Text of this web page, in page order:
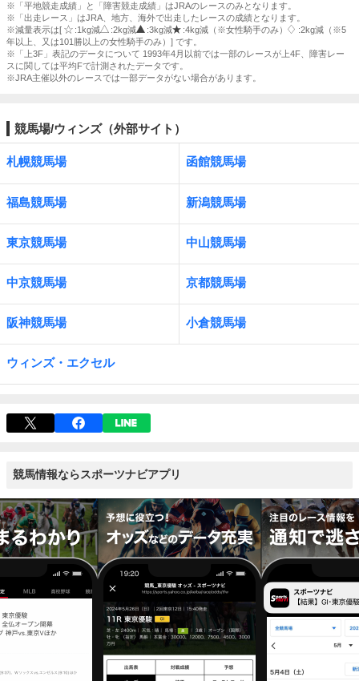
※「平地競走成績」と「障害競走成績」はJRAのレースのみとなります。
※「出走レース」はJRA、地方、海外で出走したレースの成績となります。
※減量表示は[
:1kg減 :2kg減 :3kg減 :4kg減（※女性騎手のみ）
:2kg減（※5
年以上、又は101勝以上の女性騎手のみ）] です。
※「上3F」表記のデータについて 1993年4月以前では一部のレースが上4F、障害レー
スに関しては平均Fで計測されたデータです。
※JRA主催以外のレースでは一部データがない場合があります。
競馬場/ウィンズ（外部サイト）
札幌競馬場 函館競馬場
福島競馬場 新潟競馬場
東京競馬場 中山競馬場
中京競馬場 京都競馬場
阪神競馬場 小倉競馬場
ウィンズ・エクセル
競馬情報ならスポーツナビアプリ